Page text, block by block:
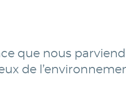
que nous
de